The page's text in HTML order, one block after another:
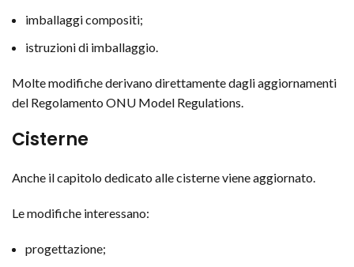
imballaggi compositi;
istruzioni di imballaggio.
Molte modifiche derivano direttamente dagli aggiornamenti
del Regolamento ONU Model Regulations.
Cisterne
Anche il capitolo dedicato alle cisterne viene aggiornato.
Le modifiche interessano:
progettazione;